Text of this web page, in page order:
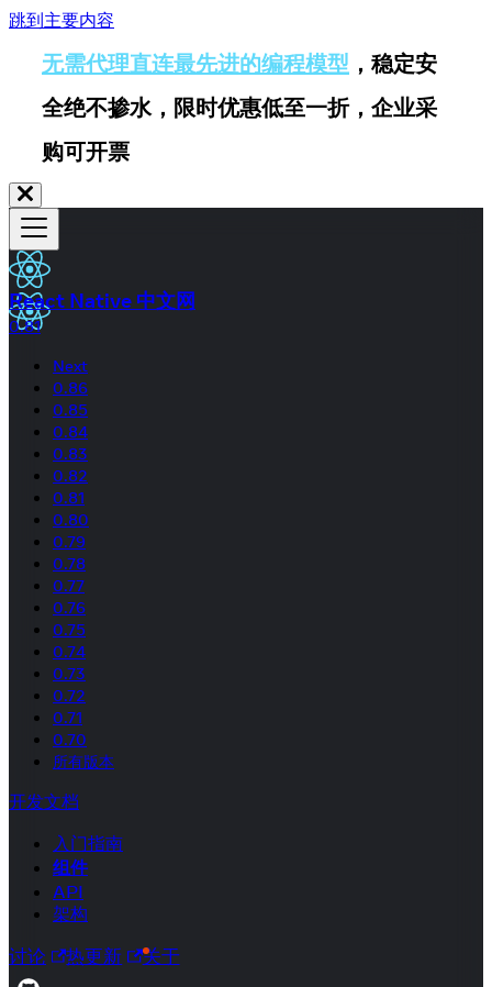
跳到主要内容
无需代理直连最先进的编程模型 ，稳定安
全绝不掺水，限时优惠低至一折，企业采
购可开票
React Native 中文网
0.81
Next
0.86
0.85
0.84
0.83
0.82
0.81
0.80
0.79
0.78
0.77
0.76
0.75
0.74
0.73
0.72
0.71
0.70
所有版本
开发文档
入门指南
组件
API
架构
讨论 热更新 关于